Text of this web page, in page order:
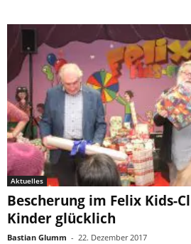
Aktuelles
Bescherung im Felix Kids-
Kinder glücklich
Bastian Glumm - 22. Dezember 2017